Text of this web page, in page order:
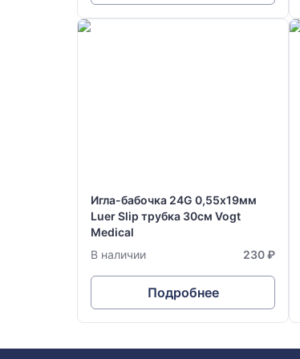
Игла-бабочка 24G 0,55х19мм
Luer Slip трубка 30см Vogt
Medical
В наличии
230 ₽
Подробнее